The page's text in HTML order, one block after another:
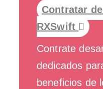
Contratar
RXSwift
Contrate
dedicados
beneficios de